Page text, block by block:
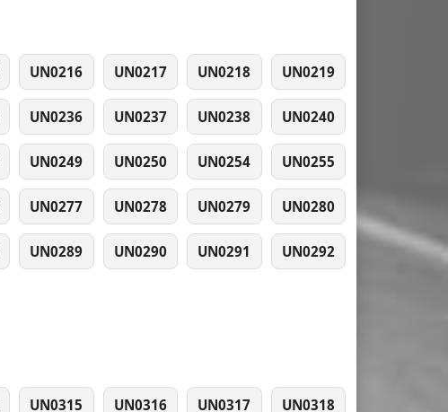
UN0216 UN0217 UN0218 UN0219
UN0236 UN0237 UN0238 UN0240
UN0249 UN0250 UN0254 UN0255
UN0277 UN0278 UN0279 UN0280
UN0289 UN0290 UN0291 UN0292
UN0315 UN0316 UN0317 UN0318